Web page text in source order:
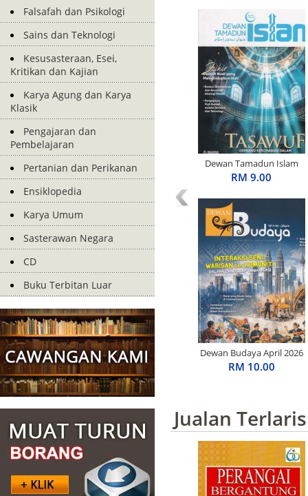
Falsafah dan Psikologi
Sains dan Teknologi
Kesusasteraan, Esei,
Kritikan dan Kajian
Karya Agung dan Karya
Klasik
Pengajaran dan
Pembelajaran
Pertanian dan Perikanan
Ensiklopedia
Karya Umum
Sasterawan Negara
CD
Buku Terbitan Luar
Dewan Tamadun Islam
April 2026
RM 9.00
Dewan Budaya April 2026
RM 10.00
Jualan Terlaris